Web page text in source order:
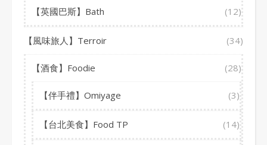
【英國巴斯】Bath (12)
【風味旅人】Terroir (34)
【酒食】Foodie (28)
【伴手禮】Omiyage (3)
【台北美食】Food TP (14)